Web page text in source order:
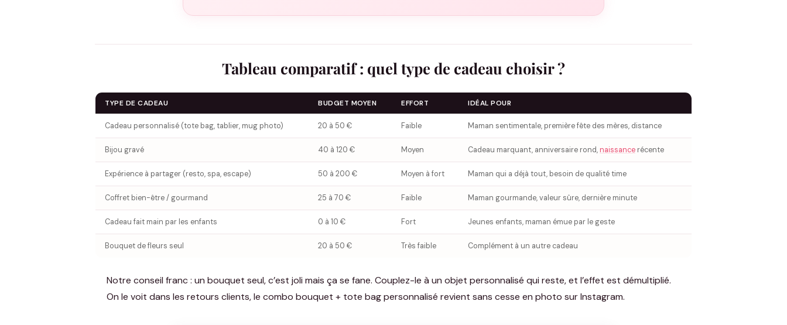
Tableau comparatif : quel type de cadeau choisir ?
TYPE DE CADEAU BUDGET MOYEN EFFORT IDÉAL POUR
Cadeau personnalisé (tote bag, tablier, mug photo) 20 à 50 € Faible Maman sentimentale, première fête des mères, distance
Bijou gravé 40 à 120 € Moyen Cadeau marquant, anniversaire rond, naissance récente
Expérience à partager (resto, spa, escape) 50 à 200 € Moyen à fort Maman qui a déjà tout, besoin de qualité time
Coffret bien-être / gourmand 25 à 70 € Faible Maman gourmande, valeur sûre, dernière minute
Cadeau fait main par les enfants 0 à 10 € Fort Jeunes enfants, maman émue par le geste
Bouquet de fleurs seul 20 à 50 € Très faible Complément à un autre cadeau
Notre conseil franc : un bouquet seul, c’est joli mais ça se fane. Couplez-le à un objet personnalisé qui reste, et l’effet est démultiplié.
On le voit dans les retours clients, le combo bouquet + tote bag personnalisé revient sans cesse en photo sur Instagram.